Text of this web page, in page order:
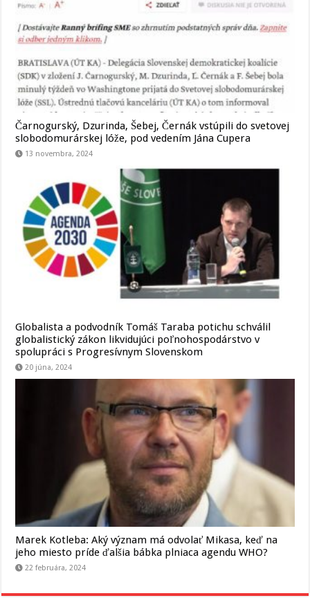
Čarnogurský, Dzurinda, Šebej, Černák vstúpili do svetovej
slobodomurárskej lóže, pod vedením Jána Cupera
13 novembra, 2024
Globalista a podvodník Tomáš Taraba potichu schválil
globalistický zákon likvidujúci poľnohospodárstvo v
spolupráci s Progresívnym Slovenskom
20 júna, 2024
Marek Kotleba: Aký význam má odvolať Mikasa, keď na
jeho miesto príde ďalšia bábka plniaca agendu WHO?
22 februára, 2024